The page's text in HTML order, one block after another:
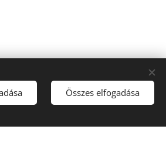
Összes elfogadása